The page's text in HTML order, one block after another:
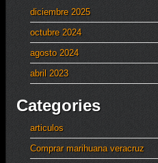
diciembre 2025
octubre 2024
agosto 2024
abril 2023
Categories
articulos
Comprar marihuana veracruz